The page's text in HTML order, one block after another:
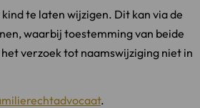
te laten wijzigen. Dit kan via de
waarbij toestemming van beide
verzoek tot naamswijziging niet in
.